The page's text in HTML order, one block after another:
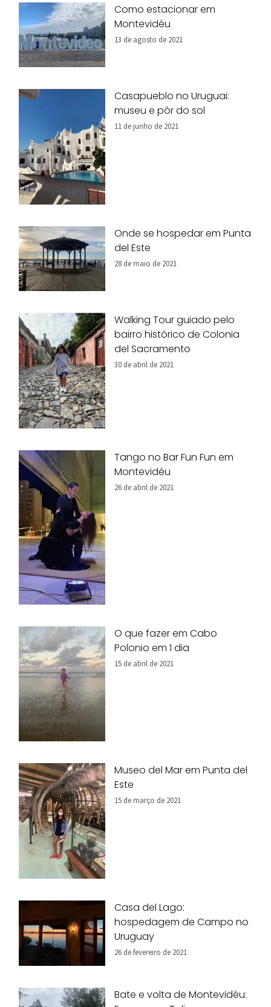
Como estacionar em
Montevidéu
13 de agosto de 2021
Casapueblo no Uruguai:
museu e pôr do sol
11 de junho de 2021
Onde se hospedar em Punta
del Este
28 de maio de 2021
Walking Tour guiado pelo
bairro histórico de Colonia
del Sacramento
30 de abril de 2021
Tango no Bar Fun Fun em
Montevidéu
26 de abril de 2021
O que fazer em Cabo
Polonio em 1 dia
15 de abril de 2021
Museo del Mar em Punta del
Este
15 de março de 2021
Casa del Lago:
hospedagem de Campo no
Uruguay
26 de fevereiro de 2021
Bate e volta de Montevidéu: